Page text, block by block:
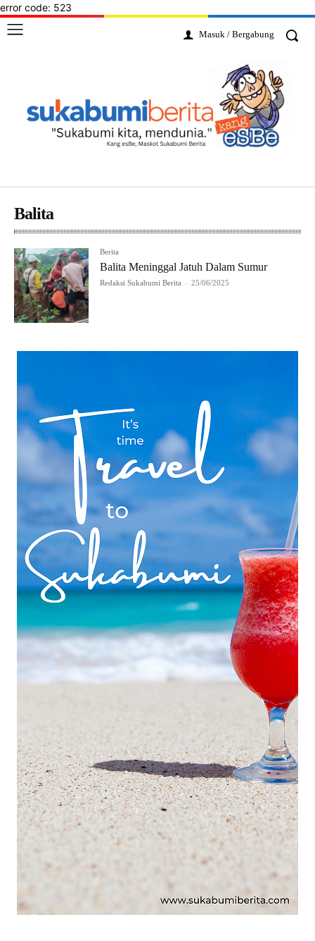
error code: 523
Masuk / Bergabung
Balita
Berita
Balita Meninggal Jatuh Dalam Sumur
Redaksi Sukabumi Berita - 25/06/2025